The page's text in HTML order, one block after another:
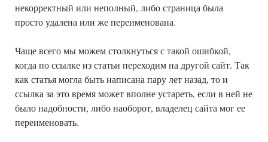
некорректный или неполный, либо страница была
просто удалена или же переименована.
Чаще всего мы можем столкнуться с такой ошибкой,
когда по ссылке из статьи переходим на другой сайт. Так
как статья могла быть написана пару лет назад, то и
ссылка за это время может вполне устареть, если в ней не
было надобности, либо наоборот, владелец сайта мог ее
переименовать.